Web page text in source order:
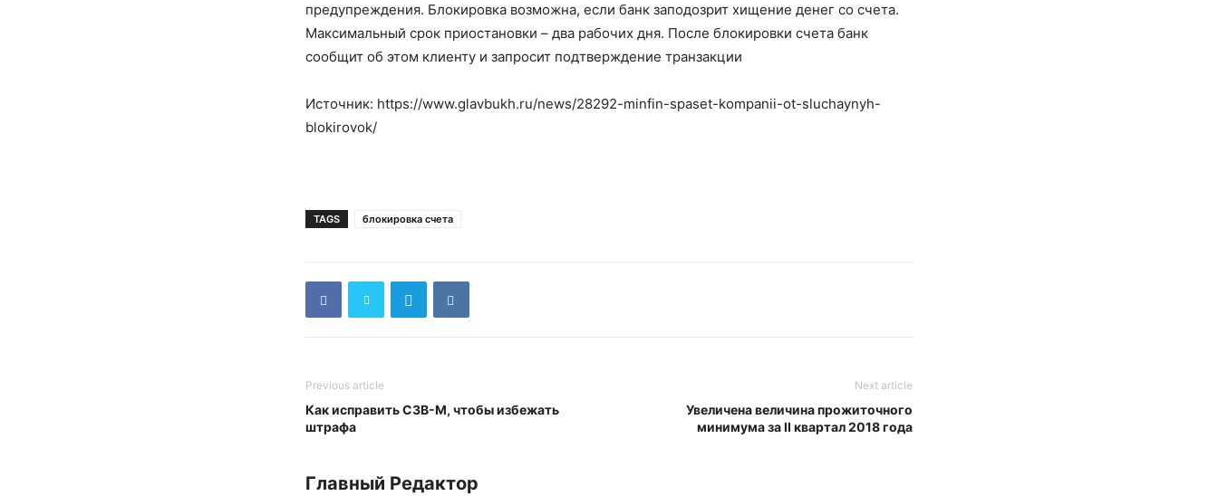
предупреждения. Блокировка возможна, если банк заподозрит хищение денег со счета.
Максимальный срок приостановки – два рабочих дня. После блокировки счета банк
сообщит об этом клиенту и запросит подтверждение транзакции
Источник: https://www.glavbukh.ru/news/28292-minfin-spaset-kompanii-ot-sluchaynyh-
blokirovok/
TAGS блокировка счета
Previous article
Как исправить СЗВ-М, чтобы избежать
штрафа
Next article
Увеличена величина прожиточного
минимума за II квартал 2018 года
Главный Редактор